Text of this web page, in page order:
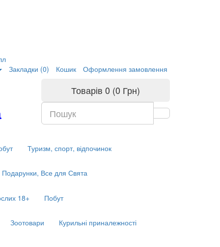
Закладки (0)
Кошик Оформлення замовлення
Товарів 0 (0 Грн)
Туризм, спорт, відпочинок
Подарунки, Все для Свята
18+ Побут
Зоотовари Курильні приналежності